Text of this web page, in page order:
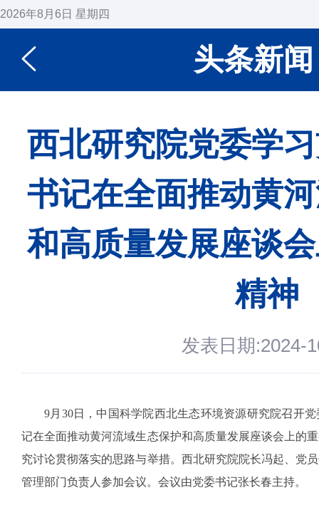
2026年8月6日 星期四
头条新闻
西北研究院党委学
书记在全面推动黄
和高质量发展座谈
精神
发表日期:2024-
9月30日，中国科学院西北生态环境资源研究院召开
记在全面推动黄河流域生态保护和高质量发展座谈会上的
究讨论贯彻落实的思路与举措。西北研究院院长冯起、党
管理部门负责人参加会议。会议由党委书记张长春主持。